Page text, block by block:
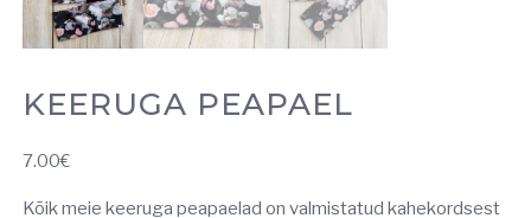
KEERUGA PEAPAEL
7.00€
Kõik meie keeruga peapaelad on valmistatud kahekordsest